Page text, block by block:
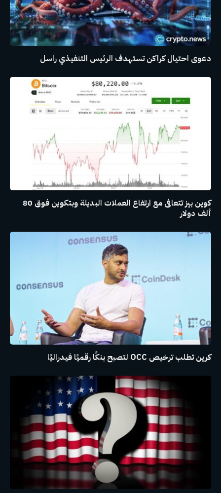
دعوى احتيال كراكن تستهدف الرئيس التنفيذي راسل
كوين بيز تتعافى مع ارتفاع العملات البديلة وبتكوين فوق 80
ألف دولار
كرين تطلب ترخيص OCC لتصبح بنكًا رقميًا فيدراليًا